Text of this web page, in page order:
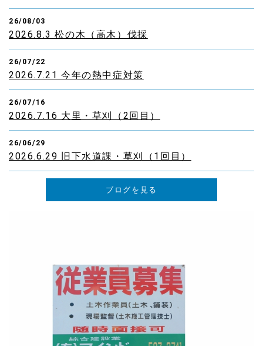
26/08/03
2026.8.3 松の木（高木）伐採
26/07/22
2026.7.21 今年の熱中症対策
26/07/16
2026.7.16 大里・草刈（2回目）
26/06/29
2026.6.29 旧下水道課・草刈（1回目）
ブログを見る